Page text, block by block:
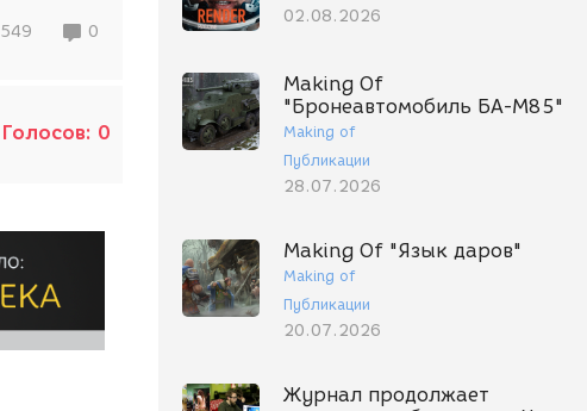
02.08.2026
Making Of
"Бронеавтомобиль БА-М85"
Making of
Публикации
28.07.2026
Making Of "Язык даров"
Making of
Публикации
20.07.2026
Журнал продолжает
549 0
Голосов: 0